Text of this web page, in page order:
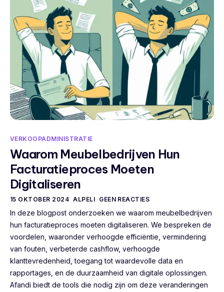
VERKOOPADMINISTRATIE
Waarom Meubelbedrijven Hun
Facturatieproces Moeten
Digitaliseren
15 OKTOBER 2024 ALPELI GEEN REACTIES
In deze blogpost onderzoeken we waarom meubelbedrijven
hun facturatieproces moeten digitaliseren. We bespreken de
voordelen, waaronder verhoogde efficiëntie, vermindering
van fouten, verbeterde cashflow, verhoogde
klanttevredenheid, toegang tot waardevolle data en
rapportages, en de duurzaamheid van digitale oplossingen.
Afandi biedt de tools die nodig zijn om deze veranderingen